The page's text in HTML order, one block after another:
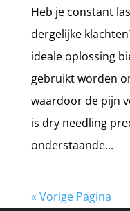
Heb je constant
dergelijke
ideale oplossing
gebruikt worden
waardoor de pijn
is dry needling
onderstaande...
« Vorige Pagina